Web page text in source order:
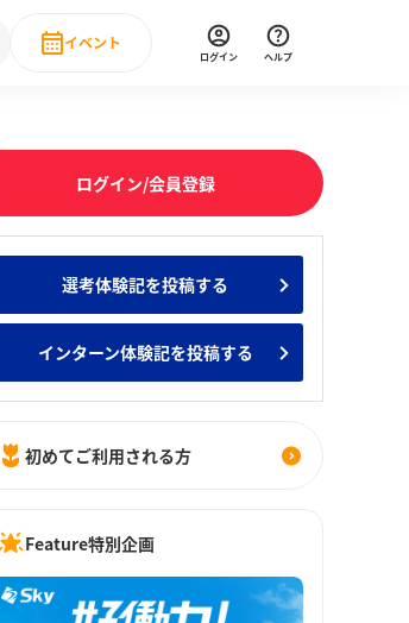
ランキング みんなのインターン人気企業ランキ
ンタビュー
イベント
直近のイベント一覧
ログイン ヘルプ
ログイン/会員登録
選考体験記を投稿する
インターン体験記を投稿する
初めてご利用される方
Feature特別企画